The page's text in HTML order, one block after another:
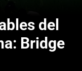
del
Bridge